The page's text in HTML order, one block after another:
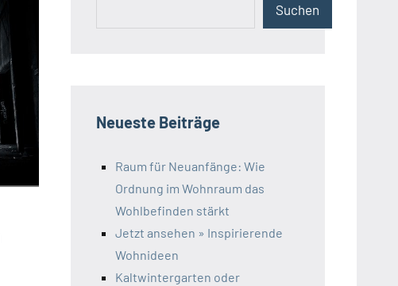
Suchen
Neueste Beiträge
Raum für Neuanfänge: Wie
Ordnung im Wohnraum das
Wohlbefinden stärkt
Jetzt ansehen » Inspirierende
Wohnideen
Kaltwintergarten oder